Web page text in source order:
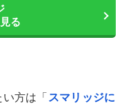
る
方は「 スマリッジに